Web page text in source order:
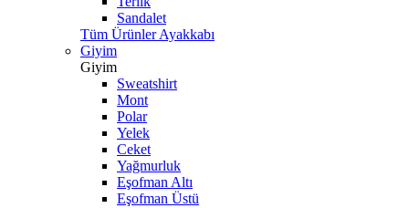
Sandalet
Tüm Ürünler Ayakkabı
Giyim
Giyim
Sweatshirt
Mont
Polar
Yelek
Ceket
Yağmurluk
Eşofman Altı
Eşofman Üstü